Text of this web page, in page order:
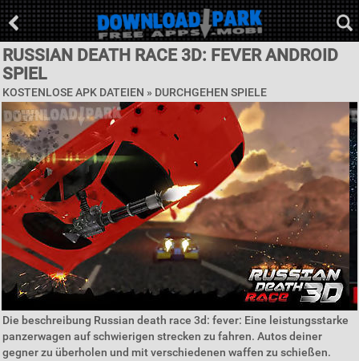
RUSSIAN DEATH RACE 3D: FEVER ANDROID
SPIEL
KOSTENLOSE APK DATEIEN » DURCHGEHEN SPIELE
Die beschreibung Russian death race 3d: fever: Eine leistungsstarke
panzerwagen auf schwierigen strecken zu fahren. Autos deiner
gegner zu überholen und mit verschiedenen waffen zu schießen.